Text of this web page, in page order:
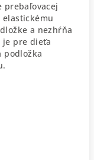
prebaľovacej
elastickému
a nezhŕňa
je pre dieťa
podložka